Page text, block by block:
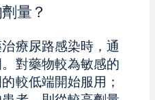
量？
療尿路感染時，通
對藥物較為敏感的
較低端開始服用；